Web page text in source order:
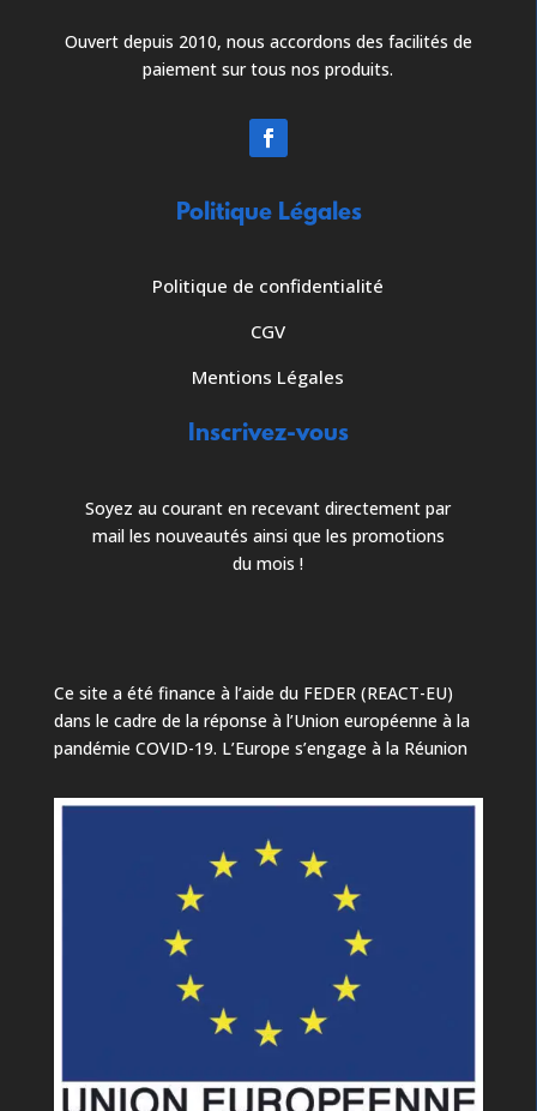
Ouvert depuis 2010, nous accordons des facilités de
paiement sur tous nos produits.
Politique Légales
Politique de confidentialité
CGV
Mentions Légales
Inscrivez-vous
Soyez au courant en recevant directement par
mail les nouveautés ainsi que les promotions
du mois !
Ce site a été finance à l’aide du FEDER (REACT-EU)
dans le cadre de la réponse à l’Union européenne à la
pandémie COVID-19. L’Europe s’engage à la Réunion